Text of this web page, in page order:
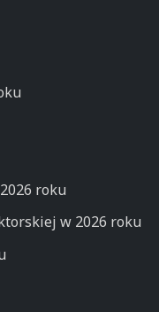
roku
w 2026 roku